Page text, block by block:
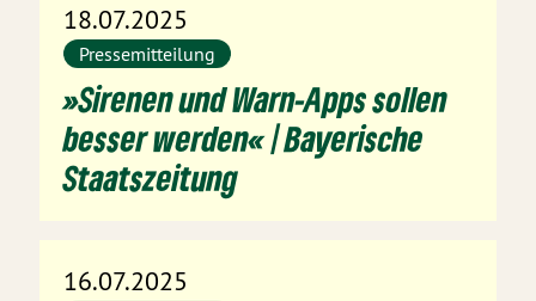
18.07.2025
Pressemitteilung
»Sirenen und Warn-Apps sollen
besser werden« | Bayerische
Staatszeitung
16.07.2025